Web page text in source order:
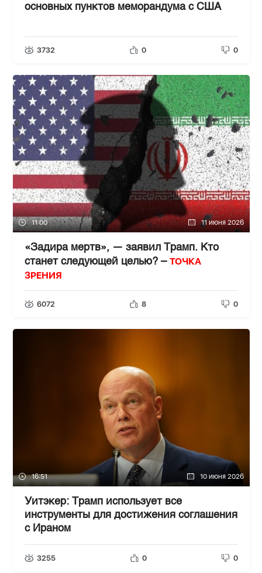
основных пунктов меморандума с США
3732 0 0
11:00 11 июня 2026
«Задира мертв», — заявил Трамп. Кто
станет следующей целью? – ТОЧКА
ЗРЕНИЯ
6072 8 0
16:51 10 июня 2026
Уитэкер: Трамп использует все
инструменты для достижения соглашения
с Ираном
3255 0 0